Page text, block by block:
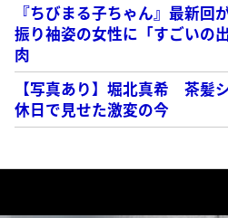
『ちびまる子ちゃん』最新
振り袖姿の女性に「すごいの
肉
【写真あり】堀北真希 茶髪
休日で見せた激変の今